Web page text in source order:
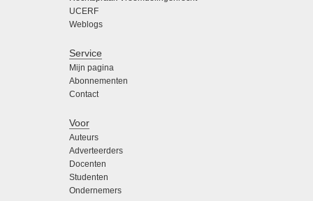
UCERF
Weblogs
Service
Mijn pagina
Abonnementen
Contact
Voor
Auteurs
Adverteerders
Docenten
Studenten
Ondernemers